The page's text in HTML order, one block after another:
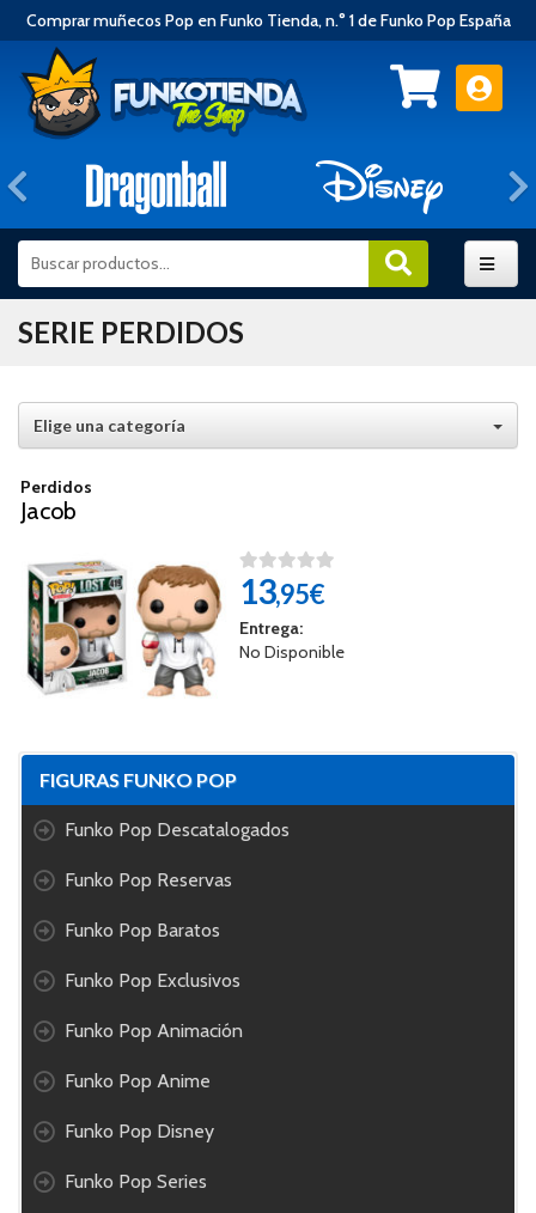
Comprar muñecos Pop en Funko Tienda, n.° 1 de Funko Pop España
Anterior
SERIE PERDIDOS
Elige una categoría
Perdidos
Jacob
13,95€
Entrega:
No Disponible
FIGURAS FUNKO POP
Funko Pop Descatalogados
Funko Pop Reservas
Funko Pop Baratos
Funko Pop Exclusivos
Funko Pop Animación
Funko Pop Anime
Funko Pop Disney
Funko Pop Series